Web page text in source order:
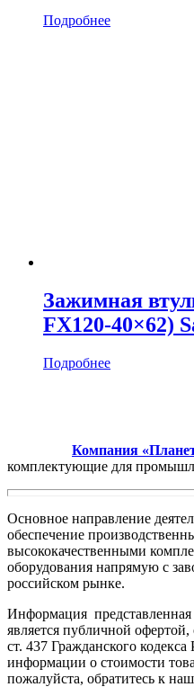
Подробнее
Зажимная
FX120-40×62)
Подробнее
Компания
комплектующие для
Основное направление
обеспечение
высококачественными
оборудования напрямую с
российском рынке.
Информация представленная
является публичной
ст. 437 Гражданского
информации о стоимости
пожалуйста, обратитесь к